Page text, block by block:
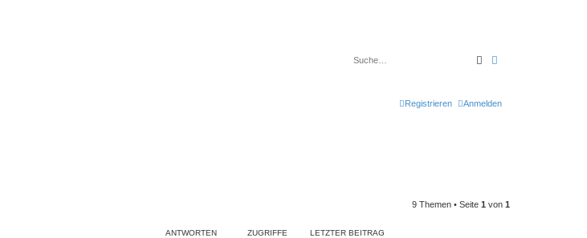
Suche
Anmelden
Registrieren
9 Themen • Seite 1 von 1
ANTWORTEN ZUGRIFFE LETZTER BEITRAG